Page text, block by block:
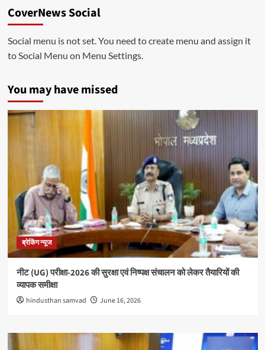
CoverNews Social
Social menu is not set. You need to create menu and assign it
to Social Menu on Menu Settings.
You may have missed
ब्रेकिंग न्यूज
नीट (UG) परीक्षा-2026 की सुरक्षा एवं निष्पक्ष संचालन को लेकर तैयारियों की
व्यापक समीक्षा
hindusthan samvad June 16, 2026